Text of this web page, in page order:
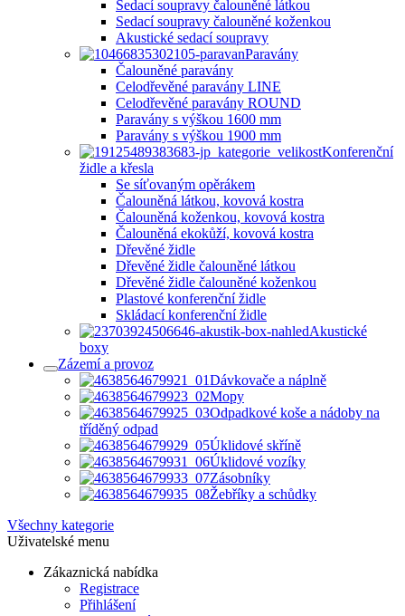
Sedací soupravy čalouněné látkou
Sedací soupravy čalouněné koženkou
Akustické sedací soupravy
Paravány
Čalouněné paravány
Celodřevěné paravány LINE
Celodřevěné paravány ROUND
Paravány s výškou 1600 mm
Paravány s výškou 1900 mm
Konferenční
židle a křesla
Se síťovaným opěrákem
Čalouněná látkou, kovová kostra
Čalouněná koženkou, kovová kostra
Čalouněná ekokůží, kovová kostra
Dřevěné židle
Dřevěné židle čalouněné látkou
Dřevěné židle čalouněné koženkou
Plastové konferenční židle
Skládací konferenční židle
Akustické
boxy
Zázemí a provoz
Dávkovače a náplně
Mopy
Odpadkové koše a nádoby na
tříděný odpad
Úklidové skříně
Úklidové vozíky
Zásobníky
Žebříky a schůdky
Všechny kategorie
Uživatelské menu
Zákaznická nabídka
Registrace
Přihlášení